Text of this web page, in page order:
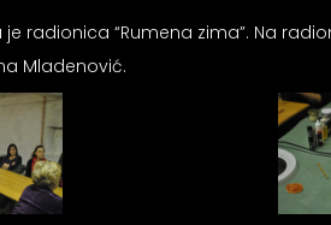
je radionica “Rumena zima”. Na
Mladenović.